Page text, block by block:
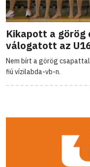
Kikapott a görög
válogatott az
Nem bírt a görög
fiú vízilabda-vb-n.